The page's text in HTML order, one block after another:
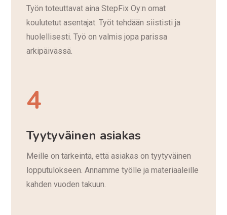
Työn toteuttavat aina StepFix Oy:n omat
koulutetut asentajat. Työt tehdään siististi ja
huolellisesti. Työ on valmis jopa parissa
arkipäivässä.
4
Tyytyväinen asiakas
Meille on tärkeintä, että asiakas on tyytyväinen
lopputulokseen. Annamme työlle ja materiaaleille
kahden vuoden takuun.